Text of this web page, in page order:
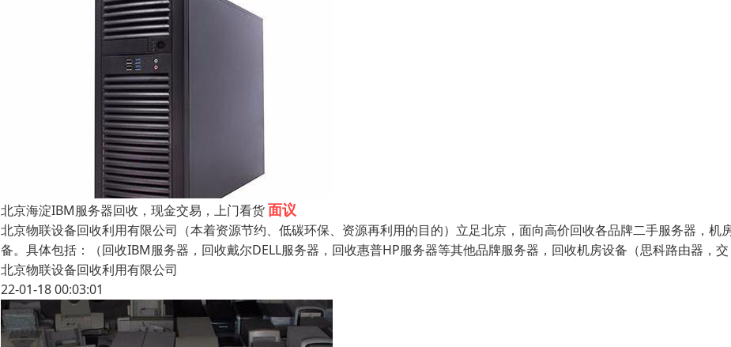
北京海淀IBM服务器回收，现金交易，上门看货面议
北京物联设备回收利用有限公司（本着资源节约、低碳环保、资源再利用的目的）立足北京，面向高价回收各品牌二手服务器，机
备。具体包括：（回收IBM服务器，回收戴尔DELL服务器，回收惠普HP服务器等其他品牌服务器，回收机房设备（思科路由器，交
北京物联设备回收利用有限公司
22-01-18 00:03:01